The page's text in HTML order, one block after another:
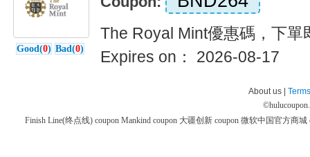
Good(0) Bad(0)
The Royal Mint優惠碼，下單
Expires on： 2026-08-17
About us |
©
Finish Line(终点线) coupon Mankind coupon 大疆创新 coupon 微软中国官方商城